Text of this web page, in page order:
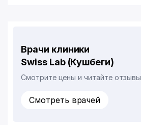
Врачи клиники
Swiss Lab (Кушбеги)
Смотрите цены и читайте отзывы
Смотреть врачей